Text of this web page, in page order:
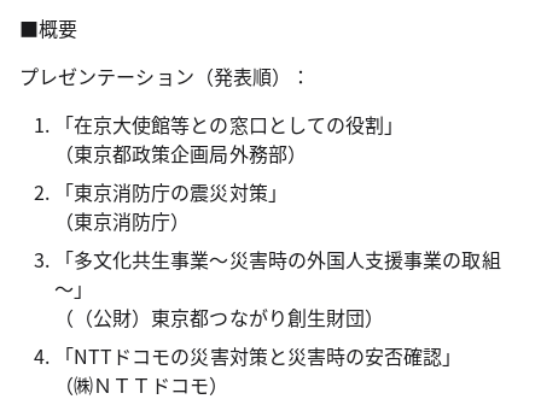
■概要
プレゼンテーション（発表順）：
「在京大使館等との窓口としての役割」
（東京都政策企画局外務部）
「東京消防庁の震災対策」
（東京消防庁）
「多文化共生事業～災害時の外国人支援事業の取組
～」
（（公財）東京都つながり創生財団）
「NTTドコモの災害対策と災害時の安否確認」
（㈱ＮＴＴドコモ）